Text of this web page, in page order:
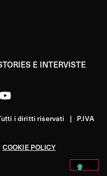
E INTERVISTE
Tutti i diritti riservati | P.IVA
COOKIE POLICY